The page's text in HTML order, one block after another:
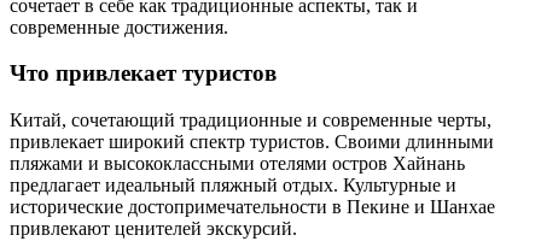
сочетает в себе как традиционные аспекты, так и
современные достижения.
Что привлекает туристов
Китай, сочетающий традиционные и современные черты,
привлекает широкий спектр туристов. Своими длинными
пляжами и высококлассными отелями остров Хайнань
предлагает идеальный пляжный отдых. Культурные и
исторические достопримечательности в Пекине и Шанхае
привлекают ценителей экскурсий.